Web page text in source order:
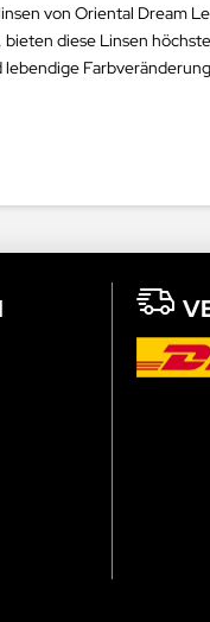
von Oriental Dream
diese Linsen